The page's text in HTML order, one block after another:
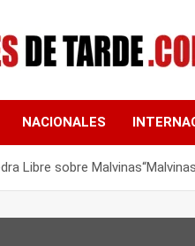
DE
NACIONALES
Libre sobre